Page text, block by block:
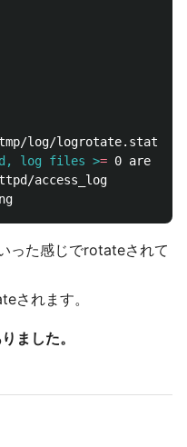
log/logrotate.state /
log files >=
access_log
った感じでrotateされて
されます。
ました。